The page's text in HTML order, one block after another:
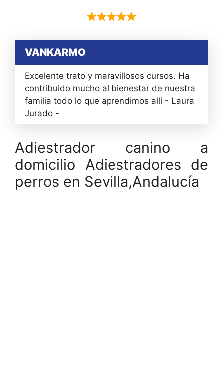
VANKARMO
Excelente trato y maravillosos cursos. Ha
contribuido mucho al bienestar de nuestra
familia todo lo que aprendimos allí - Laura
Jurado -
Adiestrador canino a
domicilio Adiestradores de
perros en Sevilla,Andalucía